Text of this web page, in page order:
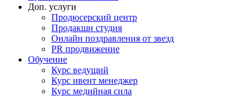
Доп. услуги
Продюсерский центр
Продакшн студия
Онлайн поздравления от звезд
PR продвижение
Обучение
Курс ведущий
Курс ивент менеджер
Курс медийная сила